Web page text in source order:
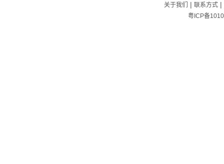
关于我们 | 联系方式|
粤ICP备